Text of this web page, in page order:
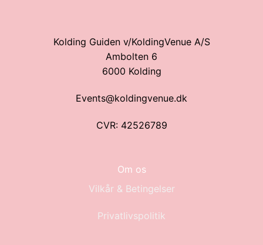
Kolding Guiden v/KoldingVenue A/S
Ambolten 6
6000 Kolding
Events@koldingvenue.dk
CVR: 42526789
Om os
Vilkår & Betingelser
Privatlivspolitik